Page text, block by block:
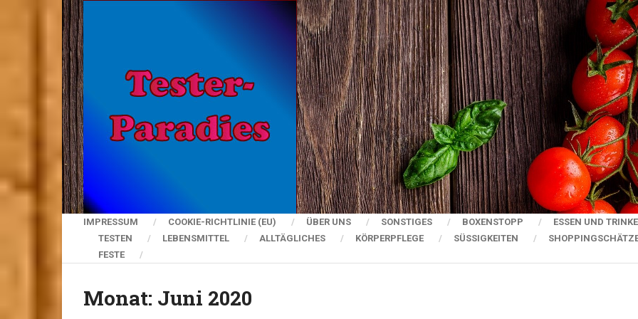
IMPRESSUM COOKIE-RICHTLINIE (EU) ÜBER UNS SONSTIGES BOXENSTOPP
ESSEN UND
TESTEN
LEBENSMITTEL ALLTÄGLICHES KÖRPERPFLEGE SÜSSIGKEITEN
FESTE
Monat: Juni 2020